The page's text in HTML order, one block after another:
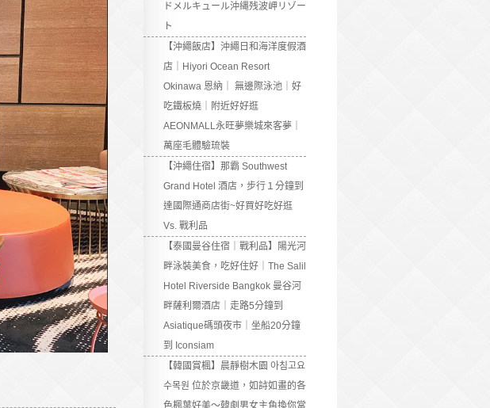
ドメルキュール沖縄残波岬リゾー
ト
【沖繩飯店】沖繩日和海洋度假酒
店｜Hiyori Ocean Resort
Okinawa 恩納｜ 無邊際泳池｜好
吃鐵板燒｜附近好好逛
AEONMALL永旺夢樂城來客夢｜
萬座毛體驗琉裝
【沖繩住宿】那霸 Southwest
Grand Hotel 酒店，步行１分鐘到
達國際通商店街~好買好吃好逛
Vs. 戰利品
【泰國曼谷住宿｜戰利品】陽光河
畔泳裝美食，吃好住好｜The Salil
Hotel Riverside Bangkok 曼谷河
畔薩利爾酒店｜走路5分鐘到
Asiatique碼頭夜市｜坐船20分鐘
到 Iconsiam
【韓國賞楓】晨靜樹木園 아침고요
수목원 位於京畿道，如詩如畫的各
色楓葉好美～韓劇男女主角換你當